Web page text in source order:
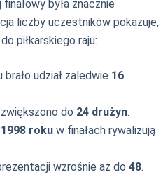
była znacznie
liczby uczestników pokazuje,
piłkarskiego raju:
udział zaledwie 16
do 24 drużyn.
1998 roku w finałach rywalizują
wzrośnie aż do 48.